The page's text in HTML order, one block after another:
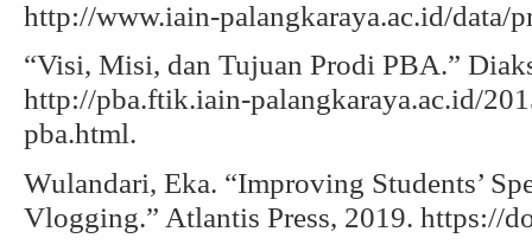
http://www.iain-palangkaraya.ac.id/data/
“Visi, Misi, dan Tujuan Prodi PBA.”
http://pba.ftik.iain-palangkaraya.ac.id/
pba.html.
Wulandari, Eka. “Improving Students’
Vlogging.” Atlantis Press, 2019. https://